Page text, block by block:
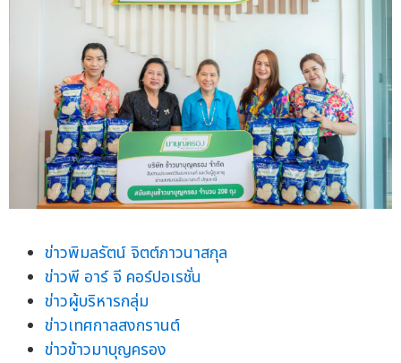
ข่าวพิมลรัตน์ จิตต์ภาวนาสกุล
ข่าวพี อาร์ จี คอร์ปอเรชั่น
ข่าวผู้บริหารกลุ่ม
ข่าวเทศกาลสงกรานต์
ข่าวข้าวมาบุญครอง